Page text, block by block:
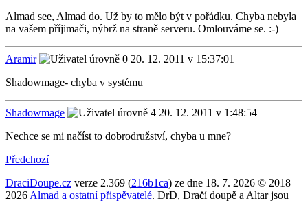
Almad see, Almad do. Už by to mělo být v pořádku. Chyba nebyla
na vašem příjimači, nýbrž na straně serveru. Omlouváme se. :-)
Aramir
20. 12. 2011 v 15:37:01
Shadowmage- chyba v systému
Shadowmage
20. 12. 2011 v 1:48:54
Nechce se mi načíst to dobrodružství, chyba u mne?
Předchozí
DraciDoupe.cz verze 2.369 (216b1ca) ze dne 18. 7. 2026 © 2018–
2026 Almad a ostatní přispěvatelé. DrD, Dračí doupě a Altar jsou